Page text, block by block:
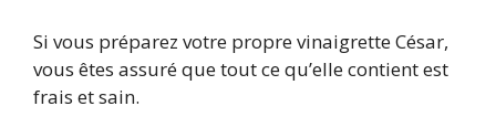
Si vous préparez votre propre vinaigrette César,
vous êtes assuré que tout ce qu’elle contient est
frais et sain.